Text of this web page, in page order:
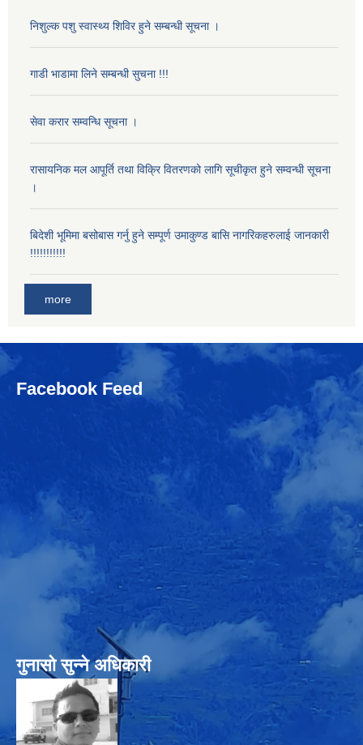
निशुल्क पशु स्वास्थ्य शिविर हुने सम्बन्धी सूचना ।
गाडी भाडामा लिने सम्बन्धी सुचना !!!
सेवा करार सम्वन्धि सूचना ।
रासायनिक मल आपूर्ति तथा विक्रि वितरणको लागि सूचीकृत हुने सम्वन्धी सूचना
।
बिदेशी भूमिमा बसोबास गर्नु हुने सम्पूर्ण उमाकुण्ड बासि नागरिकहरुलाई जानकारी
!!!!!!!!!!!
more
Facebook Feed
गुनासो सुन्‍ने अधिकारी